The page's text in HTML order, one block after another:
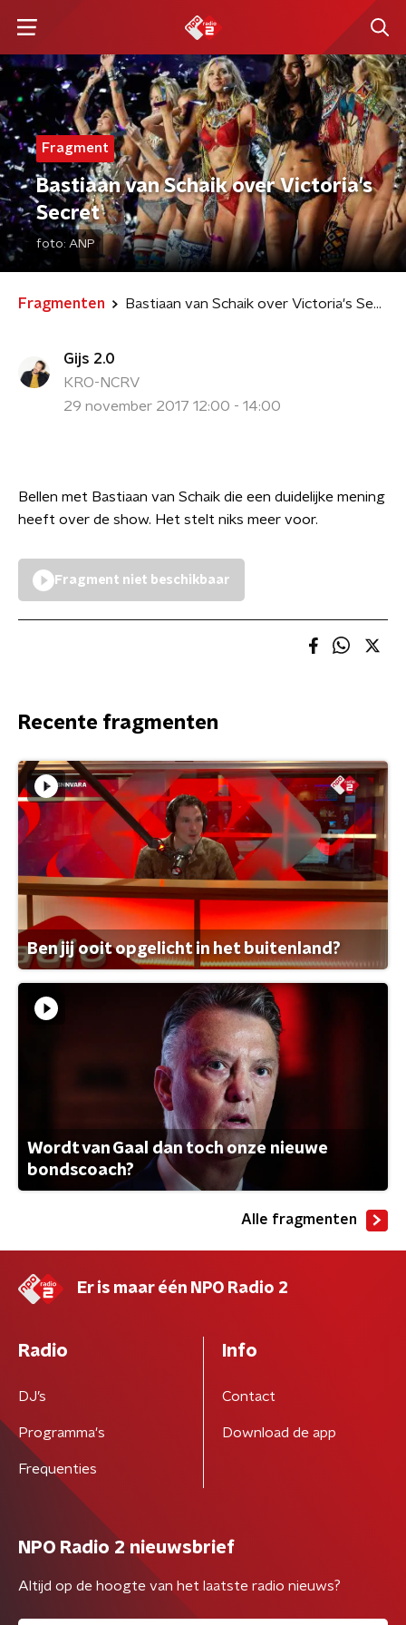
Fragment
Bastiaan van Schaik over Victoria's
Secret
foto: ANP
Fragmenten Bastiaan van Schaik over Victoria's Secret
Gijs 2.0
KRO-NCRV
29 november 2017 12:00 - 14:00
Bellen met Bastiaan van Schaik die een duidelijke mening
heeft over de show. Het stelt niks meer voor.
Fragment niet beschikbaar
Recente fragmenten
Ben jij ooit opgelicht in het buitenland?
Wordt van Gaal dan toch onze nieuwe
bondscoach?
Alle fragmenten
Er is maar één NPO Radio 2
Radio
DJ’s
Programma's
Frequenties
Info
Contact
Download de app
NPO Radio 2 nieuwsbrief
Altijd op de hoogte van het laatste radio nieuws?